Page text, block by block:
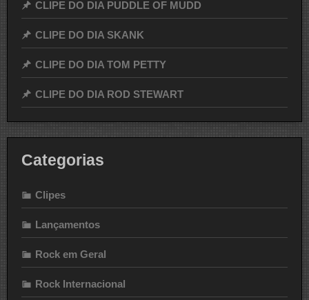
CLIPE DO DIA PUDDLE OF MUDD
CLIPE DO DIA SKANK
CLIPE DO DIA TOM PETTY
CLIPE DO DIA ROD STEWART
Categorias
Clipes
Lançamentos
Rock em Geral
Rock Internacional